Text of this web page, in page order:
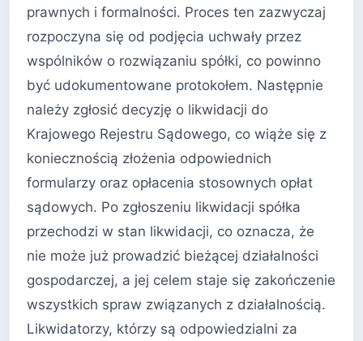
prawnych i formalności. Proces ten zazwyczaj
rozpoczyna się od podjęcia uchwały przez
wspólników o rozwiązaniu spółki, co powinno
być udokumentowane protokołem. Następnie
należy zgłosić decyzję o likwidacji do
Krajowego Rejestru Sądowego, co wiąże się z
koniecznością złożenia odpowiednich
formularzy oraz opłacenia stosownych opłat
sądowych. Po zgłoszeniu likwidacji spółka
przechodzi w stan likwidacji, co oznacza, że
nie może już prowadzić bieżącej działalności
gospodarczej, a jej celem staje się zakończenie
wszystkich spraw związanych z działalnością.
Likwidatorzy, którzy są odpowiedzialni za